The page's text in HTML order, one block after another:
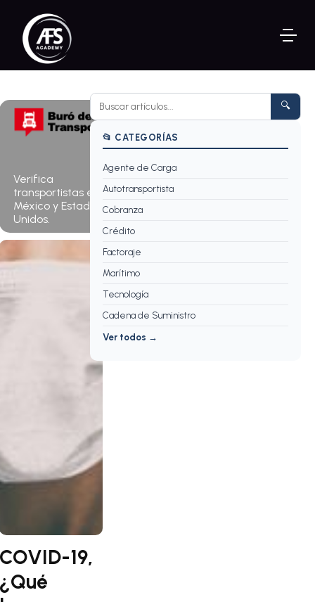
Verifica
transportistas en
México y Estados
Unidos.
COVID-19,
¿Qué
🔍
📂 CATEGORÍAS
Agente de Carga
Autotransportista
Cobranza
Crédito
Factoraje
Marítimo
Tecnología
Cadena de Suministro
Ver todos →